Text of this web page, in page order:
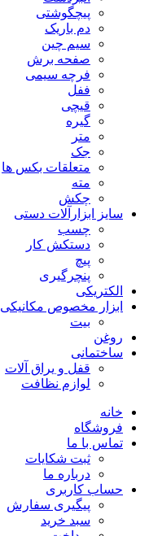
پیچگوشتی
دم باریک
سیم چین
صفحه برش
فرچه سیمی
ففل
قیچی
گیره
متر
جک
متعلقات بکس ها
مته
چکش
سایز ابزارآلات دستی
چسب
دستکش کار
پیچ
پنچرگیری
الکتریکی
ابزار مخصوص مکانیکی
بیت
روغن
ساختمانی
قفل و یراق آلات
لوازم نظافت
خانه
فروشگاه
تماس با ما
ثبت شکایات
درباره ما
حساب کاربری
پیگیری سفارش
سبد خرید